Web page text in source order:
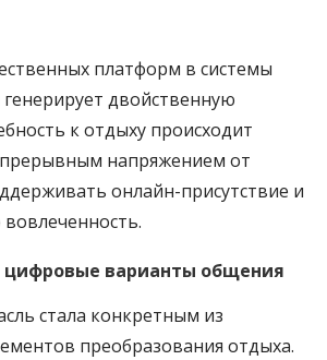
платформ в системы
генерирует двойственную
к отдыху происходит
напряжением от
онлайн-присутствие и
варианты общения
стала конкретным из
преобразования отдыха.